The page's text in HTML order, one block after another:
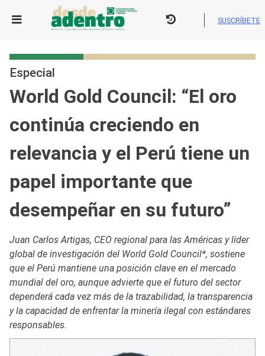
SUSCRÍBETE
Especial
World Gold Council: “El oro
continúa creciendo en
relevancia y el Perú tiene un
papel importante que
desempeñar en su futuro”
Juan Carlos Artigas, CEO regional para las Américas y líder
global de investigación del World Gold Council*, sostiene
que el Perú mantiene una posición clave en el mercado
mundial del oro, aunque advierte que el futuro del sector
dependerá cada vez más de la trazabilidad, la transparencia
y la capacidad de enfrentar la minería ilegal con estándares
responsables.